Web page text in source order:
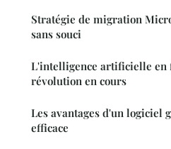
Stratégie de migration
sans souci
L'intelligence artificielle en
révolution en cours
Les avantages d'un logiciel
efficace